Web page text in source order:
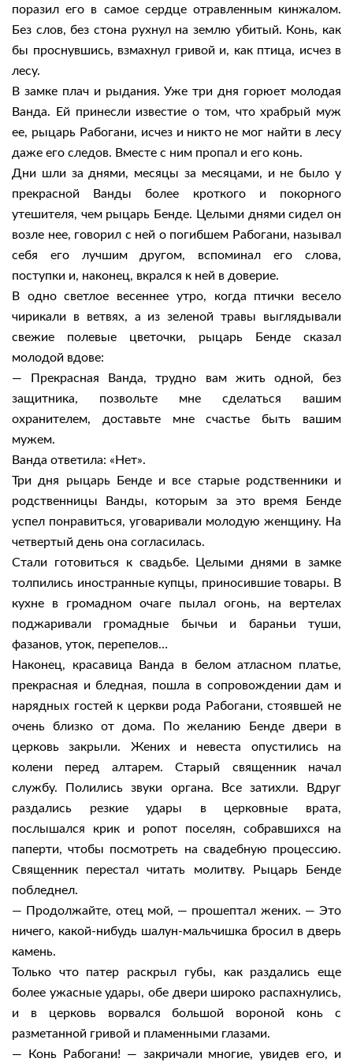
поразил его в самое сердце отравленным кинжалом.
Без слов, без стона рухнул на землю убитый. Конь, как
бы проснувшись, взмахнул гривой и, как птица, исчез в
лесу.
В замке плач и рыдания. Уже три дня горюет молодая
Ванда. Ей принесли известие о том, что храбрый муж
ее, рыцарь Рабогани, исчез и никто не мог найти в лесу
даже его следов. Вместе с ним пропал и его конь.
Дни шли за днями, месяцы за месяцами, и не было у
прекрасной Ванды более кроткого и покорного
утешителя, чем рыцарь Бенде. Целыми днями сидел он
возле нее, говорил с ней о погибшем Рабогани, называл
себя его лучшим другом, вспоминал его слова,
поступки и, наконец, вкрался к ней в доверие.
В одно светлое весеннее утро, когда птички весело
чирикали в ветвях, а из зеленой травы выглядывали
свежие полевые цветочки, рыцарь Бенде сказал
молодой вдове:
— Прекрасная Ванда, трудно вам жить одной, без
защитника, позвольте мне сделаться вашим
охранителем, доставьте мне счастье быть вашим
мужем.
Ванда ответила: «Нет».
Три дня рыцарь Бенде и все старые родственники и
родственницы Ванды, которым за это время Бенде
успел понравиться, уговаривали молодую женщину. На
четвертый день она согласилась.
Стали готовиться к свадьбе. Целыми днями в замке
толпились иностранные купцы, приносившие товары. В
кухне в громадном очаге пылал огонь, на вертелах
поджаривали громадные бычьи и бараньи туши,
фазанов, уток, перепелов…
Наконец, красавица Ванда в белом атласном платье,
прекрасная и бледная, пошла в сопровождении дам и
нарядных гостей к церкви рода Рабогани, стоявшей не
очень близко от дома. По желанию Бенде двери в
церковь закрыли. Жених и невеста опустились на
колени перед алтарем. Старый священник начал
службу. Полились звуки органа. Все затихли. Вдруг
раздались резкие удары в церковные врата,
послышался крик и ропот поселян, собравшихся на
паперти, чтобы посмотреть на свадебную процессию.
Священник перестал читать молитву. Рыцарь Бенде
побледнел.
— Продолжайте, отец мой, — прошептал жених. — Это
ничего, какой-нибудь шалун-мальчишка бросил в дверь
камень.
Только что патер раскрыл губы, как раздались еще
более ужасные удары, обе двери широко распахнулись,
и в церковь ворвался большой вороной конь с
разметанной гривой и пламенными глазами.
— Конь Рабогани! — закричали многие, увидев его, и